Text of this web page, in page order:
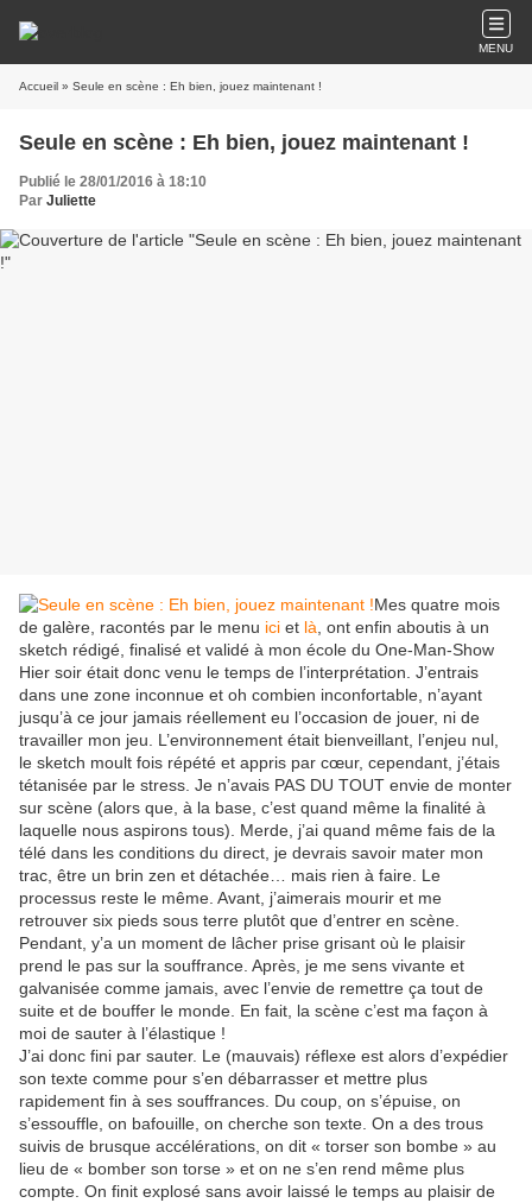
MENU
Accueil » Seule en scène : Eh bien, jouez maintenant !
Seule en scène : Eh bien, jouez maintenant !
Publié le 28/01/2016 à 18:10
Par Juliette
Mes quatre mois
de galère, racontés par le menu ici et là , ont enfin aboutis à un
sketch rédigé, finalisé et validé à mon école du One-Man-Show
Hier soir était donc venu le temps de l’interprétation. J’entrais
dans une zone inconnue et oh combien inconfortable, n’ayant
jusqu’à ce jour jamais réellement eu l’occasion de jouer, ni de
travailler mon jeu. L’environnement était bienveillant, l’enjeu nul,
le sketch moult fois répété et appris par cœur, cependant, j’étais
tétanisée par le stress. Je n’avais PAS DU TOUT envie de monter
sur scène (alors que, à la base, c’est quand même la finalité à
laquelle nous aspirons tous). Merde, j’ai quand même fais de la
télé dans les conditions du direct, je devrais savoir mater mon
trac, être un brin zen et détachée… mais rien à faire. Le
processus reste le même. Avant, j’aimerais mourir et me
retrouver six pieds sous terre plutôt que d’entrer en scène.
Pendant, y’a un moment de lâcher prise grisant où le plaisir
prend le pas sur la souffrance. Après, je me sens vivante et
galvanisée comme jamais, avec l’envie de remettre ça tout de
suite et de bouffer le monde. En fait, la scène c’est ma façon à
moi de sauter à l’élastique !
J’ai donc fini par sauter. Le (mauvais) réflexe est alors d’expédier
son texte comme pour s’en débarrasser et mettre plus
rapidement fin à ses souffrances. Du coup, on s’épuise, on
s’essouffle, on bafouille, on cherche son texte. On a des trous
suivis de brusque accélérations, on dit « torser son bombe » au
lieu de « bomber son torse » et on ne s’en rend même plus
compte. On finit explosé sans avoir laissé le temps au plaisir de